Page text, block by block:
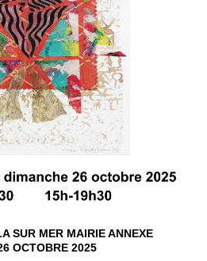
SUR MER MAIRIE ANNEXE
OCTOBRE 2025